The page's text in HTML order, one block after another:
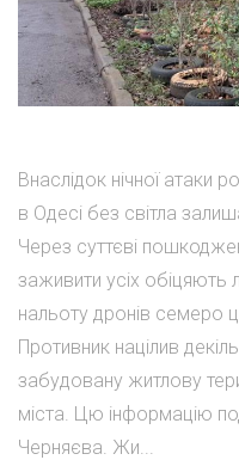
Внаслідок нічної атаки
в Одесі без світла
Через суттєві
заживити усіх обіцяють
нальоту дронів семеро
Противник націлив
забудовану житлову
міста. Цю інформацію
Черняєва. Жи...